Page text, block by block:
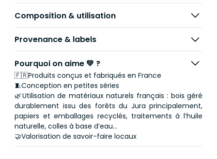
Patère en hêtre tourné et stratifié. Rondelle du modèle
Bois en bouleau teinté chêne foncé.
Composition & utilisation
Provenance & labels
Pourquoi on aime 💚 ?
🇫🇷Produits conçus et fabriqués en France
🧵Conception en petites séries
🌿Utilisation de matériaux naturels français : bois géré
durablement issu des forêts du Jura principalement,
papiers et emballages recyclés, traitements à l’huile
naturelle, colles à base d’eau...
🤝Valorisation de savoir-faire locaux